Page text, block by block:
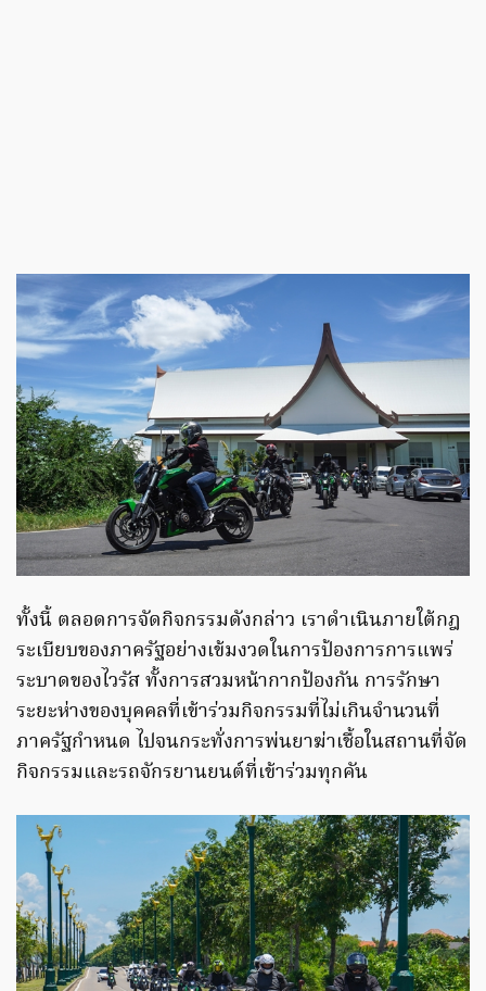
ทั้งนี้ ตลอดการจัดกิจกรรมดังกล่าว เราดำเนินภายใต้กฎ
ระเบียบของภาครัฐอย่างเข้มงวดในการป้องการการแพร่
ระบาดของไวรัส ทั้งการสวมหน้ากากป้องกัน การรักษา
ระยะห่างของบุคคลที่เข้าร่วมกิจกรรมที่ไม่เกินจำนวนที่
ภาครัฐกำหนด ไปจนกระทั่งการพ่นยาฆ่าเชื้อในสถานที่จัด
กิจกรรมและรถจักรยานยนต์ที่เข้าร่วมทุกคัน